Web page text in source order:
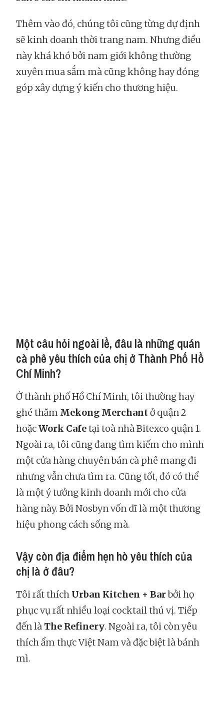
Thêm vào đó, chúng tôi cũng từng dự định
sẽ kinh doanh thời trang nam. Nhưng điều
này khá khó bởi nam giới không thường
xuyên mua sắm mà cũng không hay đóng
góp xây dựng ý kiến cho thương hiệu.
Một câu hỏi ngoài lề, đâu là những quán
cà phê yêu thích của chị ở Thành Phố Hồ
Chí Minh?
Ở thành phố Hồ Chí Minh, tôi thường hay
ghé thăm Mekong Merchantở quận 2
hoặcWork Cafetại toà nhà Bitexco quận 1.
Ngoài ra, tôi cũng đang tìm kiếm cho mình
một cửa hàng chuyên bán cà phê mang đi
nhưng vẫn chưa tìm ra. Cũng tốt, đó có thể
là một ý tưởng kinh doanh mới cho cửa
hàng này. Bởi Nosbyn vốn dĩ là một thương
hiệu phong cách sống mà.
Vậy còn địa điểm hẹn hò yêu thích của
chị là ở đâu?
Tôi rất thích Urban Kitchen + Barbởi họ
phục vụ rất nhiều loại cocktail thú vị. Tiếp
đến là The Refinery. Ngoài ra, tôi còn yêu
thích ẩm thực Việt Nam và đặc biệt là bánh
mì.